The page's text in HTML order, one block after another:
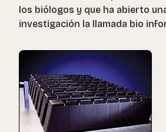
los biólogos y que ha abierto
investigación la llamada bio